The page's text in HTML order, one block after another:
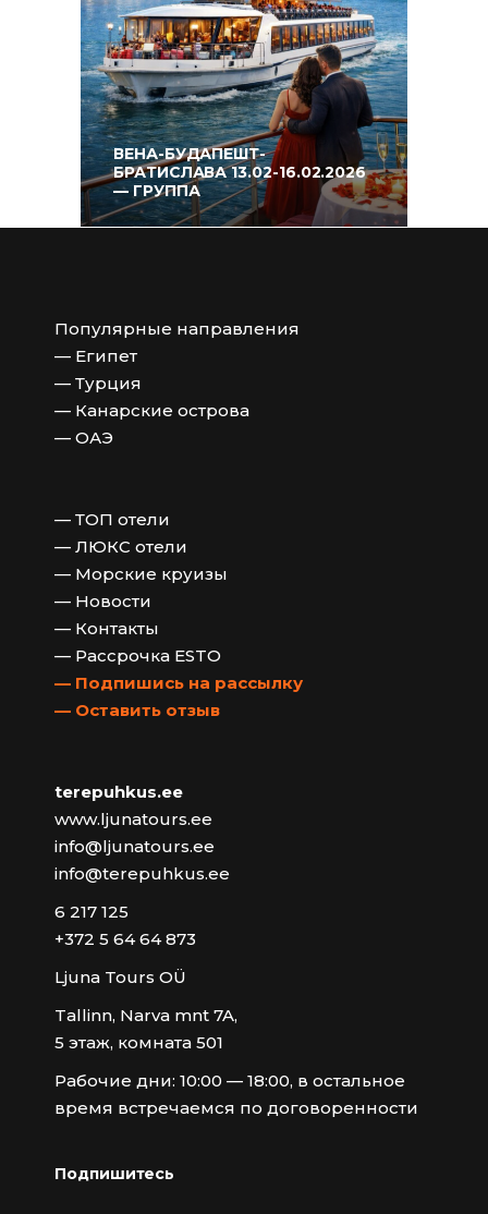
ВЕНА-БУДАПЕШТ-
БРАТИСЛАВА 13.02-16.02.2026
— ГРУППА
Популярные направления
— Египет
— Турция
— Канарские острова
— ОАЭ
— ТОП отели
— ЛЮКС отели
— Морские круизы
— Новости
— Контакты
— Рассрочка ESTO
— Подпишись на рассылку
— Оставить отзыв
terepuhkus.ee
www.ljunatours.ee
info@ljunatours.ee
info@terepuhkus.ee
6 217 125
+372 5 64 64 873
Ljuna Tours OÜ
Tallinn, Narva mnt 7A,
5 этаж, комната 501
Рабочие дни: 10:00 — 18:00, в остальное
время встречаемся по договоренности
Подпишитесь